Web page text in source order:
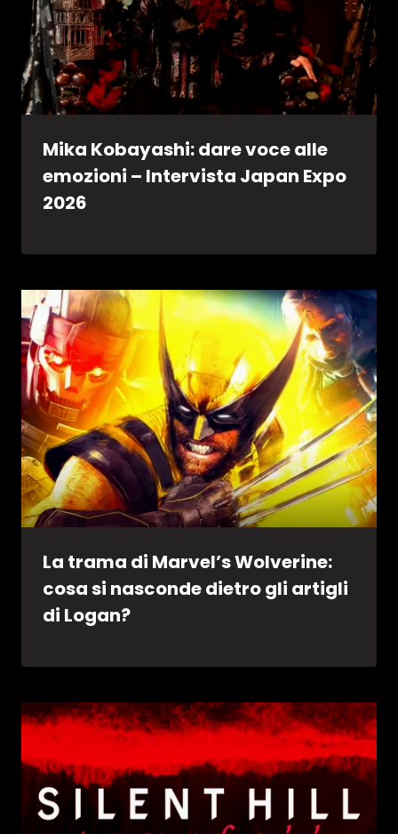
Mika Kobayashi: dare voce alle
emozioni – Intervista Japan Expo
2026
La trama di Marvel’s Wolverine:
cosa si nasconde dietro gli artigli
di Logan?